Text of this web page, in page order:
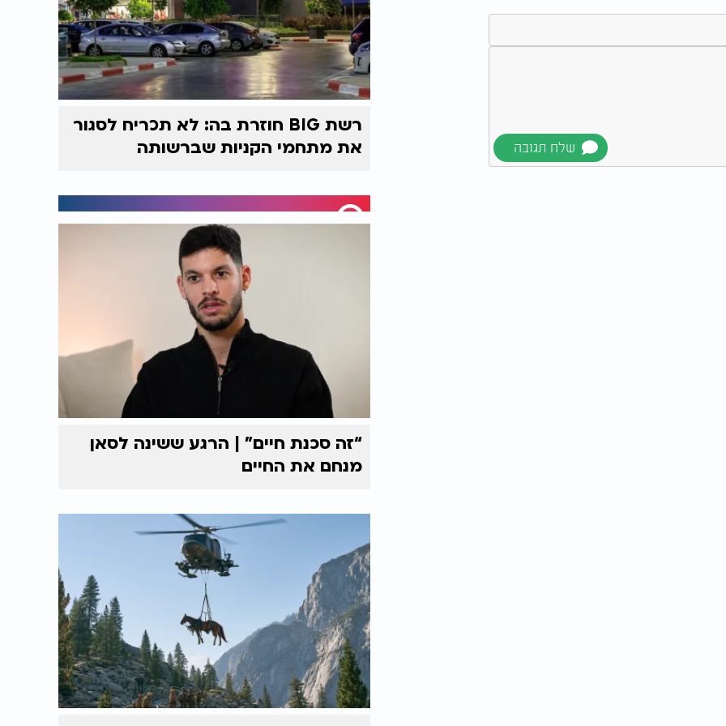
ורבים מחברי הצוות נשארו בשטח, פינו את
ונלחמו כמעט בגפם, תוך שהם מחלצים מאות
קדימה כקהילה, כחברה וכמדינה נדרש תחקיר
רשת BIG חוזרת בה: לא תכריח לסגור
את מתחמי הקניות שברשותה
“זה סכנת חיים” | הרגע ששינה לסאן
מנחם את החיים